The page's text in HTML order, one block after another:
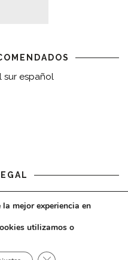
sur español
mejor experiencia en
utilizamos o